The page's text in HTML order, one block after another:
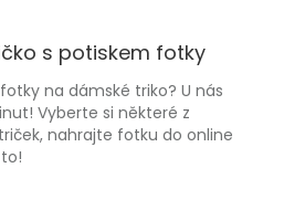
s potiskem fotky
na dámské triko? U nás
Vyberte si některé z
nahrajte fotku do online